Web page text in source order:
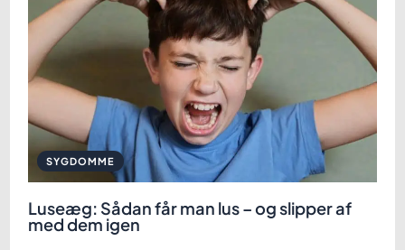
Luseæg: Sådan får man lus – og slipper af
med dem igen
SYGDOMME